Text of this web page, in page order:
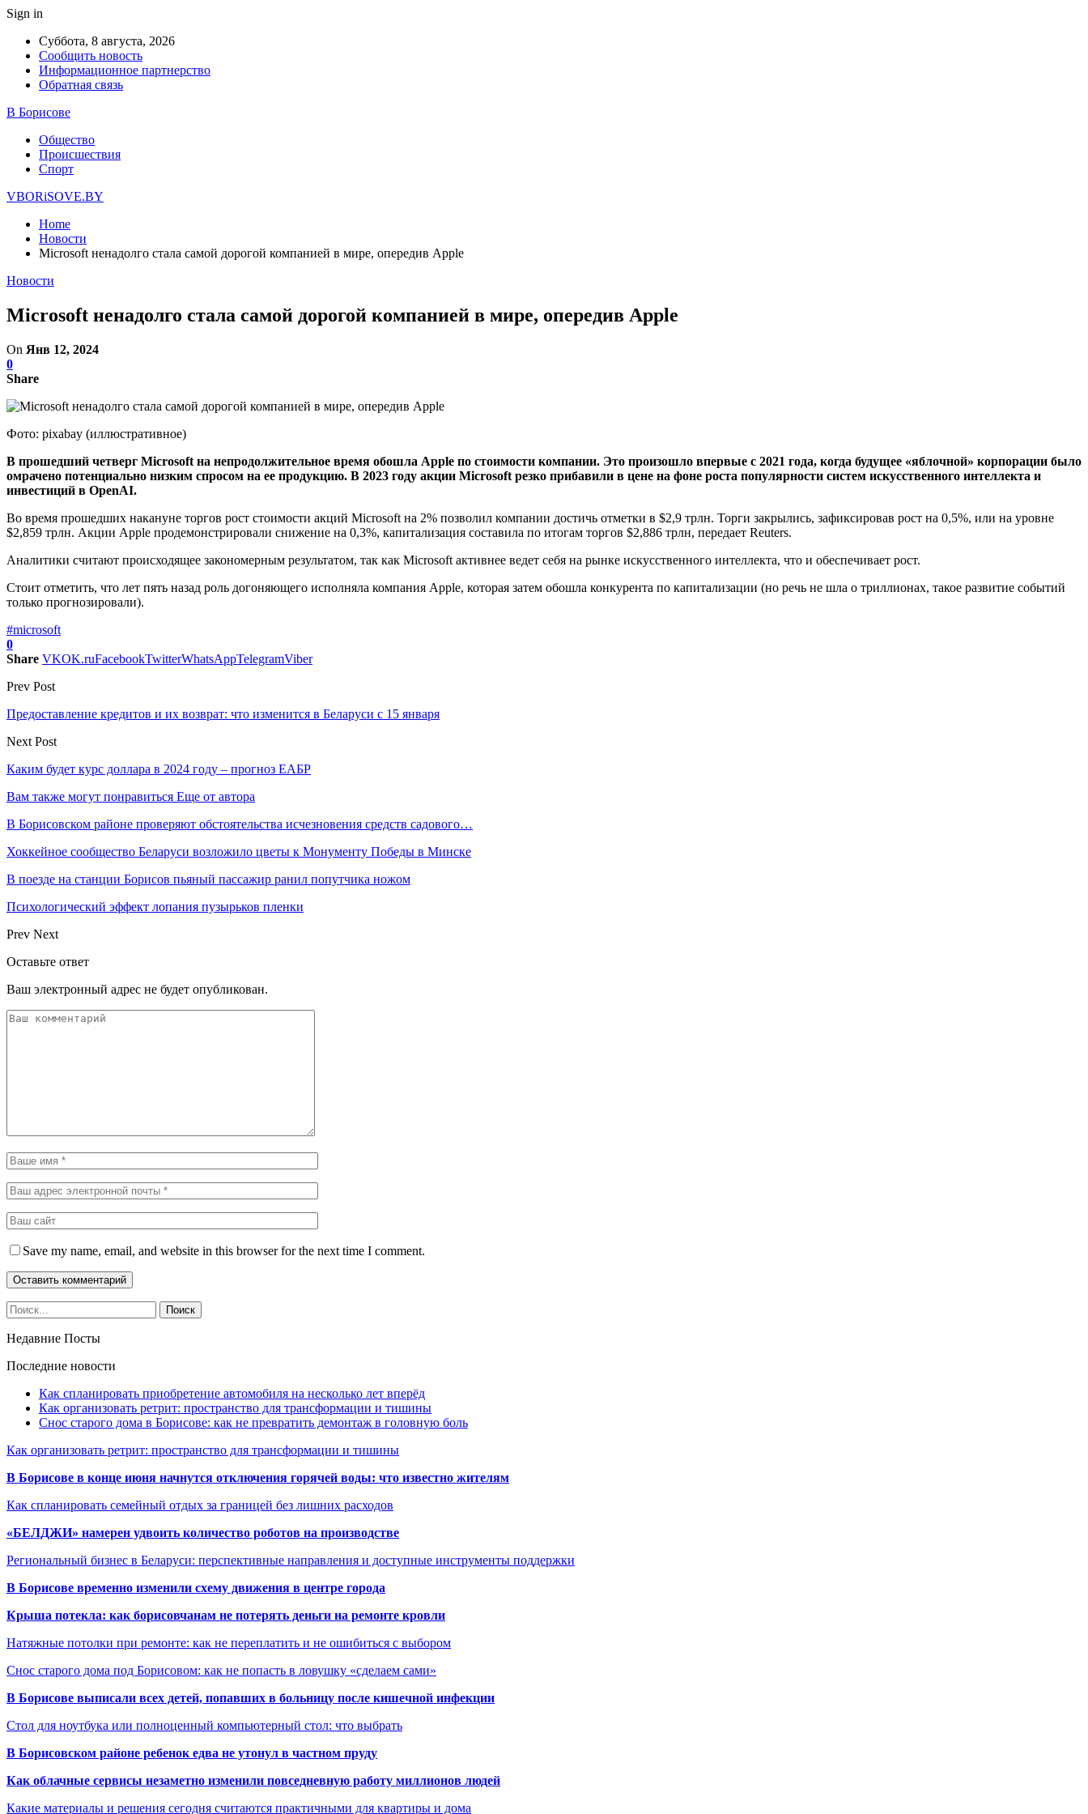
Sign in
Суббота, 8 августа, 2026
Сообщить новость
Информационное партнерство
Обратная связь
В Борисове
Общество
Происшествия
Спорт
VBORiSOVE.BY
Home
Новости
Microsoft ненадолго стала самой дорогой компанией в мире, опередив Apple
Новости
Microsoft ненадолго стала самой дорогой компанией в мире, опередив Apple
On Янв 12, 2024
0
Share
Фото: pixabay (иллюстративное)
В прошедший четверг Microsoft на непродолжительное время обошла Apple по стоимости компании. Это произошло впервые с 2021 года, когда будущее «яблочной» корпорации было
омрачено потенциально низким спросом на ее продукцию. В 2023 году акции Microsoft резко прибавили в цене на фоне роста популярности систем искусственного интеллекта и
инвестиций в OpenAI.
Во время прошедших накануне торгов рост стоимости акций Microsoft на 2% позволил компании достичь отметки в $2,9 трлн. Торги закрылись, зафиксировав рост на 0,5%, или на уровне
$2,859 трлн. Акции Apple продемонстрировали снижение на 0,3%, капитализация составила по итогам торгов $2,886 трлн, передает Reuters.
Аналитики считают происходящее закономерным результатом, так как Microsoft активнее ведет себя на рынке искусственного интеллекта, что и обеспечивает рост.
Стоит отметить, что лет пять назад роль догоняющего исполняла компания Apple, которая затем обошла конкурента по капитализации (но речь не шла о триллионах, такое развитие событий
только прогнозировали).
#microsoft
0
Share VKOK.ruFacebookTwitterWhatsAppTelegramViber
Prev Post
Предоставление кредитов и их возврат: что изменится в Беларуси с 15 января
Next Post
Каким будет курс доллара в 2024 году – прогноз ЕАБР
Вам также могут понравиться Еще от автора
В Борисовском районе проверяют обстоятельства исчезновения средств садового…
Хоккейное сообщество Беларуси возложило цветы к Монументу Победы в Минске
В поезде на станции Борисов пьяный пассажир ранил попутчика ножом
Психологический эффект лопания пузырьков пленки
Prev Next
Оставьте ответ
Ваш электронный адрес не будет опубликован.
Save my name, email, and website in this browser for the next time I comment.
Недавние Посты
Последние новости
Как спланировать приобретение автомобиля на несколько лет вперёд
Как организовать ретрит: пространство для трансформации и тишины
Снос старого дома в Борисове: как не превратить демонтаж в головную боль
Как организовать ретрит: пространство для трансформации и тишины
В Борисове в конце июня начнутся отключения горячей воды: что известно жителям
Как спланировать семейный отдых за границей без лишних расходов
«БЕЛДЖИ» намерен удвоить количество роботов на производстве
Региональный бизнес в Беларуси: перспективные направления и доступные инструменты поддержки
В Борисове временно изменили схему движения в центре города
Крыша потекла: как борисовчанам не потерять деньги на ремонте кровли
Натяжные потолки при ремонте: как не переплатить и не ошибиться с выбором
Снос старого дома под Борисовом: как не попасть в ловушку «сделаем сами»
В Борисове выписали всех детей, попавших в больницу после кишечной инфекции
Стол для ноутбука или полноценный компьютерный стол: что выбрать
В Борисовском районе ребенок едва не утонул в частном пруду
Как облачные сервисы незаметно изменили повседневную работу миллионов людей
Какие материалы и решения сегодня считаются практичными для квартиры и дома